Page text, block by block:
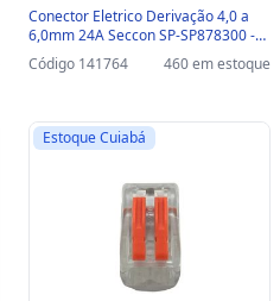
Conector Eletrico Derivação 4,0 a
6,0mm 24A Seccon SP-SP878300 -
Unitário - SP-SP878200
Código 141764 460 em estoque
Estoque Cuiabá